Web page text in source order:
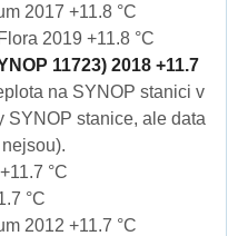
2017 +11.8 °C
2019 +11.8 °C
11723) 2018 +11.7
na SYNOP stanici v
SYNOP stanice, ale data
°C
°C
2012 +11.7 °C